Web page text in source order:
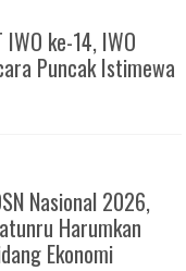
ke-14, IWO
Puncak Istimewa
Nasional 2026,
Harumkan
Ekonomi